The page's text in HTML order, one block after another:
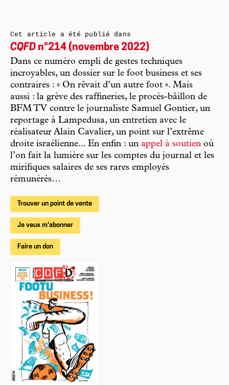
Cet article a été publié dans
CQFD n°214 (novembre 2022)
Dans ce numéro empli de gestes techniques
incroyables, un dossier sur le foot business et ses
contraires : « On rêvait d’un autre foot ». Mais
aussi : la grève des raffineries, le procès-bâillon de
BFM TV contre le journaliste Samuel Gontier, un
reportage à Lampedusa, un entretien avec le
réalisateur Alain Cavalier, un point sur l’extrême
droite israélienne... En enfin : un appel à soutien où
l’on fait la lumière sur les comptes du journal et les
mirifiques salaires de ses rares employés
rémunérés…
Trouver un point de vente
Je veux m'abonner
Faire un don